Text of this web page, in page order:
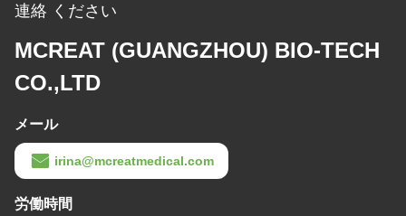
連絡 ください
MCREAT (GUANGZHOU) BIO-TECH
CO.,LTD
メール
irina@mcreatmedical.com
労働時間